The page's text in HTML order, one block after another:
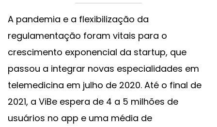
A pandemia e a flexibilização da
regulamentação foram vitais para o
crescimento exponencial da startup, que
passou a integrar novas especialidades em
telemedicina em julho de 2020. Até o final de
2021, a ViBe espera de 4 a 5 milhões de
usuários no app e uma média de